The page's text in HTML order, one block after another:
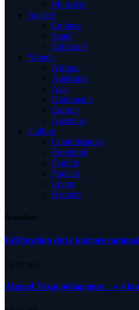
Ministère
Société
Enfance
Santé
Solidarité
Monde
Afrique
Amérique
Asie
Diplomatie
Europe
Australia
Culture
Condoléances
Proximité
Famille
Podcast
Livres
Histoire
Actualités
Célébration de la journée
5 AOÛT 2026
Ahmed Tessa pédagogue : » 4